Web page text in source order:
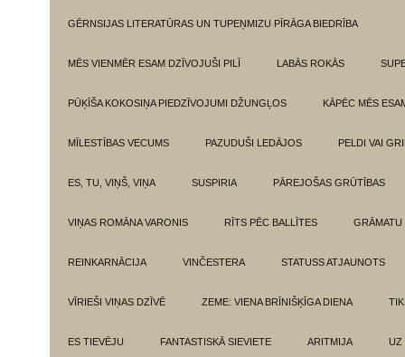
GĒRNSIJAS LITERATŪRAS UN TUPEŅMIZU PĪRĀGA BIEDRĪBA
MĒS VIENMĒR ESAM DZĪVOJUŠI PILĪ LABĀS ROKĀS
PŪĶĪŠA KOKOSIŅA PIEDZĪVOJUMI DŽUNGĻOS KĀPĒC MĒS
MĪLESTĪBAS VECUMS PAZUDUŠI LEDĀJOS PELDI VAI
ES, TU, VIŅŠ, VIŅA SUSPIRIA PĀREJOŠAS GRŪTĪBAS
VIŅAS ROMĀNA VARONIS RĪTS PĒC BALLĪTES GRĀMATU
REINKARNĀCIJA VINČESTERA STATUSS ATJAUNOTS
VĪRIEŠI VIŅAS DZĪVĒ ZEME: VIENA BRĪNIŠĶĪGA DIENA
ES TIEVĒJU FANTASTISKĀ SIEVIETE ARITMIJA UZ